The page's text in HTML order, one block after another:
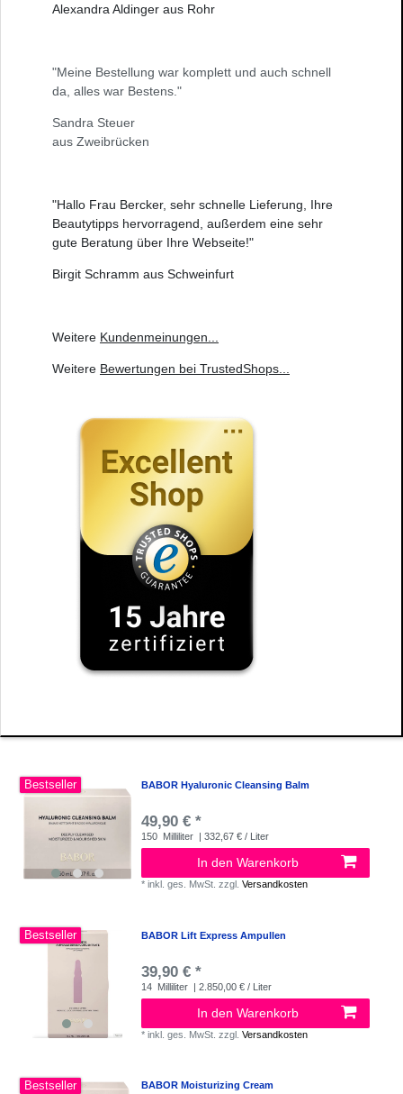
Alexandra Aldinger aus Rohr
"Meine Bestellung war komplett und auch schnell
da, alles war Bestens."
Sandra Steuer
aus Zweibrücken
"Hallo Frau Bercker, sehr schnelle Lieferung, Ihre
Beautytipps hervorragend, außerdem eine sehr
gute Beratung über Ihre Webseite!"
Birgit Schramm aus Schweinfurt
Weitere Kundenmeinungen...
Weitere Bewertungen bei TrustedShops...
Bestseller BABOR Hyaluronic Cleansing Balm
49,90 € *
150 Milliliter | 332,67 € / Liter
In den Warenkorb
*inkl. ges. MwSt. zzgl.Versandkosten
Bestseller BABOR Lift Express Ampullen
39,90 € *
14 Milliliter | 2.850,00 € / Liter
In den Warenkorb
*inkl. ges. MwSt. zzgl.Versandkosten
Bestseller BABOR Moisturizing Cream